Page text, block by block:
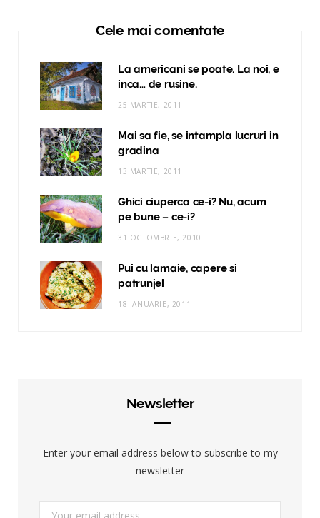
Cele mai comentate
La americani se poate. La noi, e
inca… de rusine.
25 MARTIE, 2011
Mai sa fie, se intampla lucruri in
gradina
13 MARTIE, 2011
Ghici ciuperca ce-i? Nu, acum
pe bune – ce-i?
31 OCTOMBRIE, 2010
Pui cu lamaie, capere si
patrunjel
18 IANUARIE, 2011
Newsletter
Enter your email address below to subscribe to my
newsletter